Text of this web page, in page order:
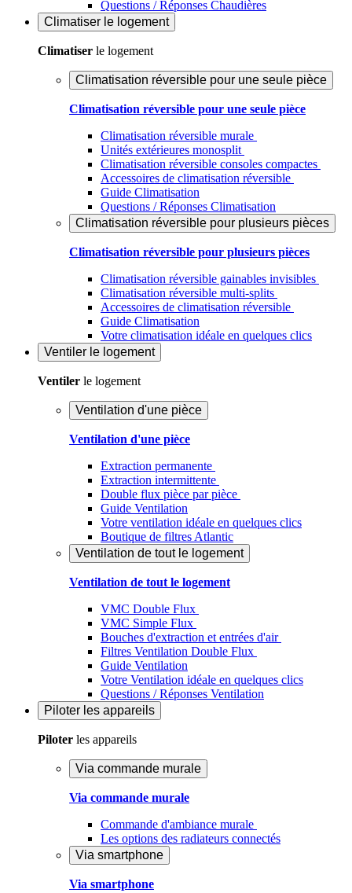
Questions / Réponses Chaudières
Climatiser le logement
Climatiser le logement
Climatisation réversible pour une seule pièce
Climatisation réversible pour une seule pièce
Climatisation réversible murale
Unités extérieures monosplit
Climatisation réversible consoles compactes
Accessoires de climatisation réversible
Guide Climatisation
Questions / Réponses Climatisation
Climatisation réversible pour plusieurs pièces
Climatisation réversible pour plusieurs pièces
Climatisation réversible gainables invisibles
Climatisation réversible multi-splits
Accessoires de climatisation réversible
Guide Climatisation
Votre climatisation idéale en quelques clics
Ventiler le logement
Ventiler le logement
Ventilation d'une pièce
Ventilation d'une pièce
Extraction permanente
Extraction intermittente
Double flux pièce par pièce
Guide Ventilation
Votre ventilation idéale en quelques clics
Boutique de filtres Atlantic
Ventilation de tout le logement
Ventilation de tout le logement
VMC Double Flux
VMC Simple Flux
Bouches d'extraction et entrées d'air
Filtres Ventilation Double Flux
Guide Ventilation
Votre Ventilation idéale en quelques clics
Questions / Réponses Ventilation
Piloter les appareils
Piloter les appareils
Via commande murale
Via commande murale
Commande d'ambiance murale
Les options des radiateurs connectés
Via smartphone
Via smartphone